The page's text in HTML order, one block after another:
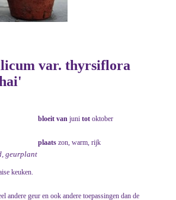
var. thyrsiflora
bloeit van juni tot oktober
plaats zon, warm, rijk
geurplant
keuken.
andere geur en ook andere toepassingen dan de